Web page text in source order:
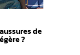
de
?